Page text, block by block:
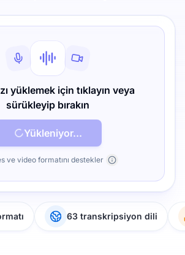
yüklemek için tıklayın veya
sürükleyip bırakın
Yükleniyor...
ve video formatını destekler
63 transkripsiyon dili